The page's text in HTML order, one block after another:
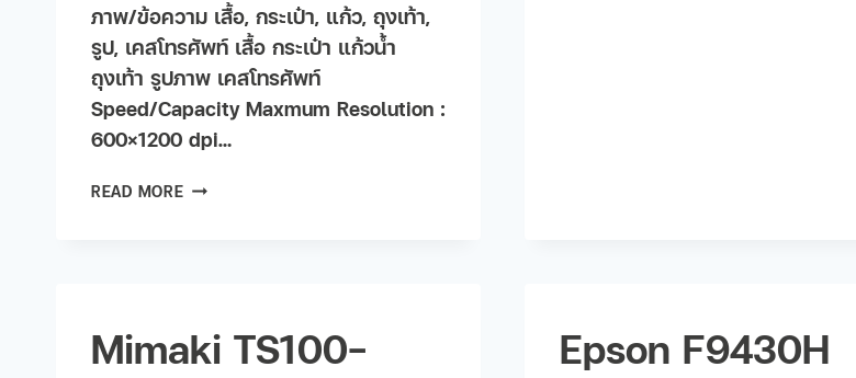
ภาพ/ข้อความ เสื้อ, กระเป๋า, แก้ว, ถุงเท้า,
รูป, เคสโทรศัพท์ เสื้อ กระเป๋า แก้วน้ำ
ถุงเท้า รูปภาพ เคสโทรศัพท์
Speed/Capacity Maxmum Resolution :
600×1200 dpi…
READ MORE
Mimaki TS100-
Epson F9430H